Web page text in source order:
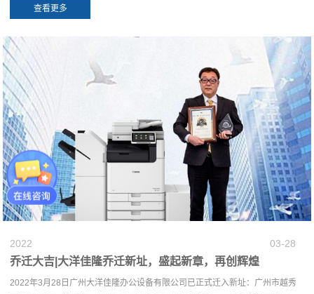
查看更多
03-28
2022
乔迁大吉|大洋佳隆乔迁新址，盛起新章，再创辉煌
2022年3月28日广州大洋佳隆办公设备有限公司已正式迁入新址：广州市越秀